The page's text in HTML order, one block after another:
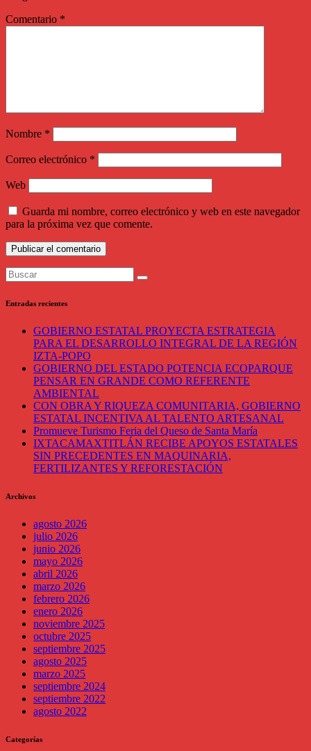
Comentario *
Nombre *
Correo electrónico *
Web
Guarda mi nombre, correo electrónico y web en este navegador
para la próxima vez que comente.
Entradas recientes
GOBIERNO ESTATAL PROYECTA ESTRATEGIA
PARA EL DESARROLLO INTEGRAL DE LA REGIÓN
IZTA-POPO
GOBIERNO DEL ESTADO POTENCIA ECOPARQUE
PENSAR EN GRANDE COMO REFERENTE
AMBIENTAL
CON OBRA Y RIQUEZA COMUNITARIA, GOBIERNO
ESTATAL INCENTIVA AL TALENTO ARTESANAL
Promueve Turismo Feria del Queso de Santa María
IXTACAMAXTITLÁN RECIBE APOYOS ESTATALES
SIN PRECEDENTES EN MAQUINARIA,
FERTILIZANTES Y REFORESTACIÓN
Archivos
agosto 2026
julio 2026
junio 2026
mayo 2026
abril 2026
marzo 2026
febrero 2026
enero 2026
noviembre 2025
octubre 2025
septiembre 2025
agosto 2025
marzo 2025
septiembre 2024
septiembre 2022
agosto 2022
Categorías